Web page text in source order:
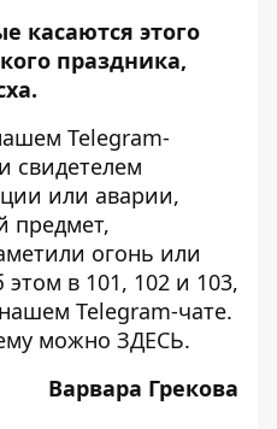
касаются этого
праздника,
.
Telegram-
свидетелем
или аварии,
предмет,
огонь или
в 101, 102 и 103,
Telegram-чате.
можно ЗДЕСЬ.
Варвара Грекова